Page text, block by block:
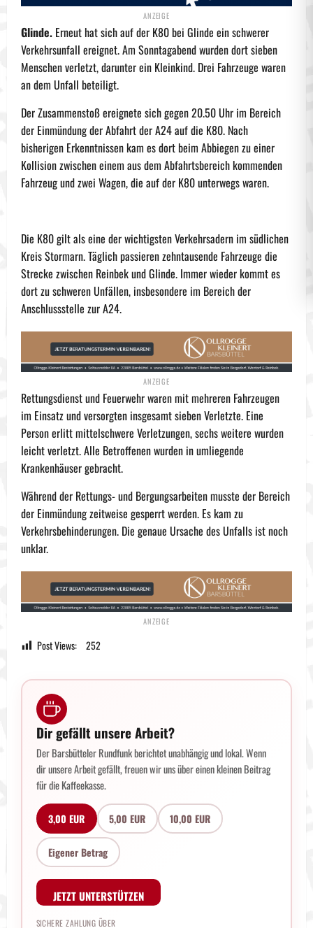
Glinde. Erneut hat sich auf der K80 bei Glinde ein schwerer
Verkehrsunfall ereignet. Am Sonntagabend wurden dort sieben
Menschen verletzt, darunter ein Kleinkind. Drei Fahrzeuge waren
an dem Unfall beteiligt.
Der Zusammenstoß ereignete sich gegen 20.50 Uhr im Bereich
der Einmündung der Abfahrt der A24 auf die K80. Nach
bisherigen Erkenntnissen kam es dort beim Abbiegen zu einer
Kollision zwischen einem aus dem Abfahrtsbereich kommenden
Fahrzeug und zwei Wagen, die auf der K80 unterwegs waren.
Die K80 gilt als eine der wichtigsten Verkehrsadern im südlichen
Kreis Stormarn. Täglich passieren zehntausende Fahrzeuge die
Strecke zwischen Reinbek und Glinde. Immer wieder kommt es
dort zu schweren Unfällen, insbesondere im Bereich der
Anschlussstelle zur A24.
Rettungsdienst und Feuerwehr waren mit mehreren Fahrzeugen
im Einsatz und versorgten insgesamt sieben Verletzte. Eine
Person erlitt mittelschwere Verletzungen, sechs weitere wurden
leicht verletzt. Alle Betroffenen wurden in umliegende
Krankenhäuser gebracht.
Während der Rettungs- und Bergungsarbeiten musste der Bereich
der Einmündung zeitweise gesperrt werden. Es kam zu
Verkehrsbehinderungen. Die genaue Ursache des Unfalls ist noch
unklar.
Post Views: 252
Dir gefällt unsere Arbeit?
Der Barsbütteler Rundfunk berichtet unabhängig und lokal. Wenn
dir unsere Arbeit gefällt, freuen wir uns über einen kleinen Beitrag
für die Kaffeekasse.
3,00 EUR 5,00 EUR 10,00 EUR
Eigener Betrag
JETZT UNTERSTÜTZEN
SICHERE ZAHLUNG ÜBER